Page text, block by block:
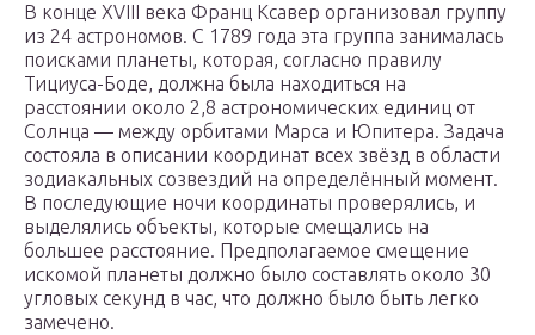
В конце XVIII века Франц Ксавер организовал группу
из 24 астрономов. С 1789 года эта группа занималась
поисками планеты, которая, согласно правилу
Тициуса-Боде, должна была находиться на
расстоянии около 2,8 астрономических единиц от
Солнца — между орбитами Марса и Юпитера. Задача
состояла в описании координат всех звёзд в области
зодиакальных созвездий на определённый момент.
В последующие ночи координаты проверялись, и
выделялись объекты, которые смещались на
большее расстояние. Предполагаемое смещение
искомой планеты должно было составлять около 30
угловых секунд в час, что должно было быть легко
замечено.